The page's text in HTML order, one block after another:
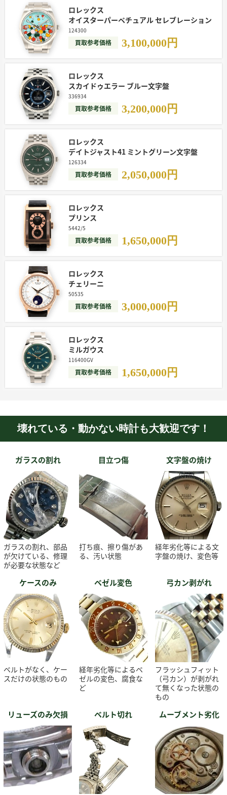
ロレックス
オイスターパーペチュアル セレブレーション
124300
買取参考価格 3,100,000円
ロレックス
スカイドゥエラー ブルー文字盤
336934
買取参考価格 3,200,000円
ロレックス
デイトジャスト41 ミントグリーン文字盤
126334
買取参考価格 2,050,000円
ロレックス
プリンス
5442/5
買取参考価格 1,650,000円
ロレックス
チェリーニ
50535
買取参考価格 3,000,000円
ロレックス
ミルガウス
116400GV
買取参考価格 1,650,000円
壊れている・動かない時計も大歓迎です！
ガラスの割れ
ガラスの割れ、部品
が欠けている、修理
が必要な状態など
目立つ傷
打ち痕、擦り傷があ
る、汚い状態
文字盤の焼け
経年劣化等による文
字盤の焼け、変色等
ケースのみ
ベルトがなく、ケー
スだけの状態のもの
ベゼル変色
経年劣化等によるベ
ゼルの変色、腐食な
ど
弓カン剥がれ
フラッシュフィット
（弓カン）が剥がれ
て無くなった状態の
もの
リューズのみ欠損 ベルト切れ ムーブメント劣化